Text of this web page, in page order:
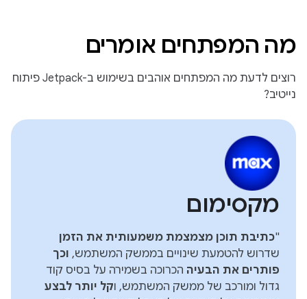
מה המפתחים אומרים
רוצים לדעת מה המפתחים אוהבים בשימוש ב-Jetpack פיתוח
נייטיב?
מקסימום
"כתיבת תוכן מצמצמת משמעותית את הזמן
שדרוש להטמעת שינויים בממשק המשתמש, וכך
פותרים את הבעיה הכרוכה בשמירה על בסיס קוד
גדול ומורכב של ממשק המשתמש, וקל יותר לבצע